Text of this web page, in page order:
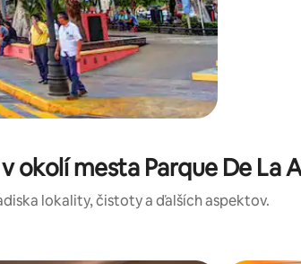
okolí mesta Parque De La
lokality, čistoty a ďalších aspektov.